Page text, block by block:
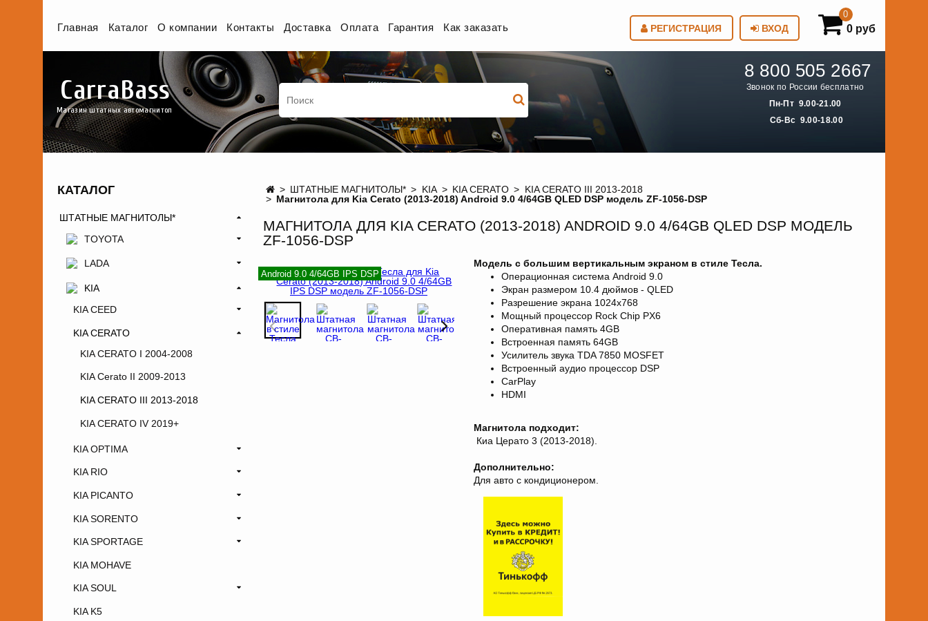
Главная Каталог О компании Контакты Доставка Оплата Гарантия Как заказать РЕГИСТРАЦИЯ ВХОД
0
0 руб
CarraBass
Магазин штатных автомагнитол
8 800 505 2667
Звонок по России бесплатно
Пн-Пт 9.00-21.00
Сб-Вс 9.00-18.00
ШТАТНЫЕ МАГНИТОЛЫ* KIA KIA CERATO
KIA CERATO III 2013-2018
Магнитола для Kia Cerato (2013-2018) Android 9.0 4/64GB QLED DSP модель ZF-1056-DSP
МАГНИТОЛА ДЛЯ KIA CERATO (2013-2018) ANDROID 9.0 4/64GB QLED DSP МОДЕЛЬ
ZF-1056-DSP
Android 9.0 4/64GB IPS DSP
Модель с большим вертикальным экраном в стиле Тесла.
Операционная система Android 9.0
Экран размером 10.4 дюймов - QLED
Разрешение экрана 1024х768
Мощный процессор Rock Chip PX6
Оперативная память 4GB
Встроенная память 64GB
Усилитель звука TDA 7850 MOSFET
Встроенный аудио процессор DSP
CarPlay
HDMI
Магнитола подходит:
Киа Церато 3 (2013-2018).
Дополнительно:
Для авто с кондиционером.
КАТАЛОГ
ШТАТНЫЕ МАГНИТОЛЫ*
TOYOTA
LADA
KIA
KIA CEED
KIA CERATO
KIA CERATO I 2004-2008
KIA Cerato II 2009-2013
KIA CERATO III 2013-2018
KIA CERATO IV 2019+
KIA OPTIMA
KIA RIO
KIA PICANTO
KIA SORENTO
KIA SPORTAGE
KIA MOHAVE
KIA SOUL
KIA K5